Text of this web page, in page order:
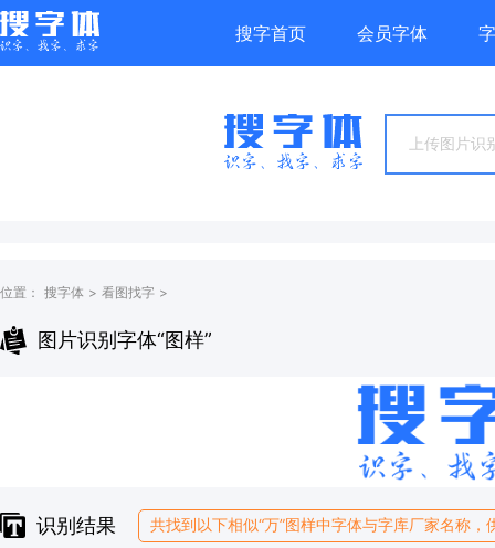
搜字首页 会员字体
上传图片
位置： 搜字体 > 看图找字 >
图片识别字体“图样”
识别结果 共找到以下相似“万”图样中字体与字库厂家名称